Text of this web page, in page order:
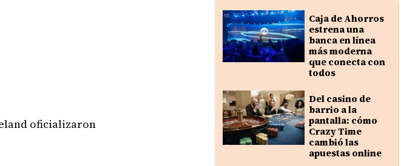
oficializaron
Caja de Ahorros
estrena una
banca en línea
más moderna
que conecta con
todos
Del casino de
barrio a la
pantalla: cómo
Crazy Time
cambió las
apuestas online